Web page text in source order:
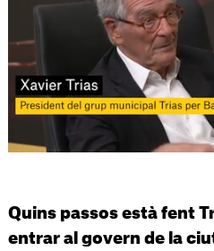
Quins passos està fent
entrar al govern de la